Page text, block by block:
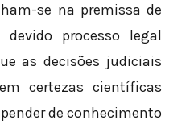
se na premissa de
processo legal
as decisões judiciais
certezas científicas
de conhecimento